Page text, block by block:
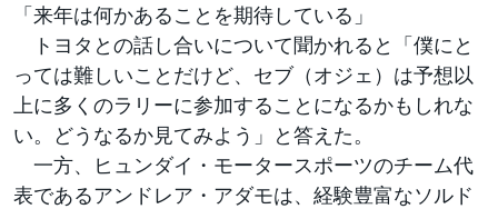
「来年は何かあることを期待している」
トヨタとの話し合いについて聞かれると「僕にと
っては難しいことだけど、セブ（オジェ）は予想以
上に多くのラリーに参加することになるかもしれな
い。どうなるか見てみよう」と答えた。
一方、ヒュンダイ・モータースポーツのチーム代
表であるアンドレア・アダモは、経験豊富なソルド